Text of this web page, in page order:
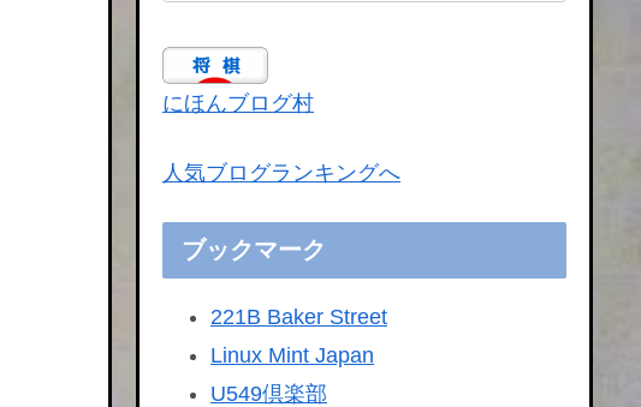
にほんブログ村
人気ブログランキングへ
ブックマーク
221B Baker Street
Linux Mint Japan
U549倶楽部